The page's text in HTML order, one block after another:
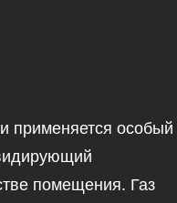
применяется особый
помещения. Газ